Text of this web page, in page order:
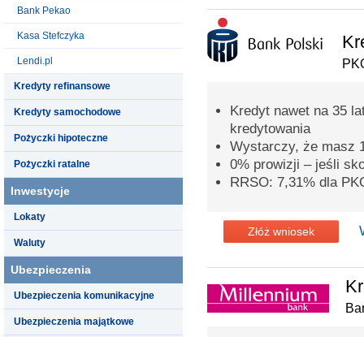
Bank Pekao
Kasa Stefczyka
Lendi.pl
Kredyty refinansowe
Kredyty samochodowe
Pożyczki hipoteczne
Pożyczki ratalne
Inwestycje
Lokaty
Waluty
Ubezpieczenia
Ubezpieczenia komunikacyjne
Ubezpieczenia majątkowe
Kredyt nawet na 35
kredytowania
Wystarczy, że masz
0% prowizji – jeśli
RRSO: 7,31% dla
Złóż wniosek